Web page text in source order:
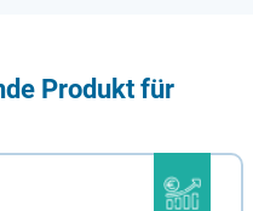
Produkt für